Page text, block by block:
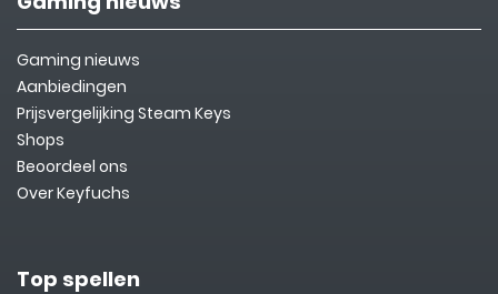
Gaming nieuws
Aanbiedingen
Prijsvergelijking Steam Keys
Shops
Beoordeel ons
Over Keyfuchs
Top spellen